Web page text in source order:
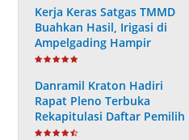
Kerja Keras Satgas TMMD
Buahkan Hasil, Irigasi di
Ampelgading Hampir
Rampung
Danramil Kraton Hadiri
Rapat Pleno Terbuka
Rekapitulasi Daftar Pemilih
Hasil Pemutakhiran